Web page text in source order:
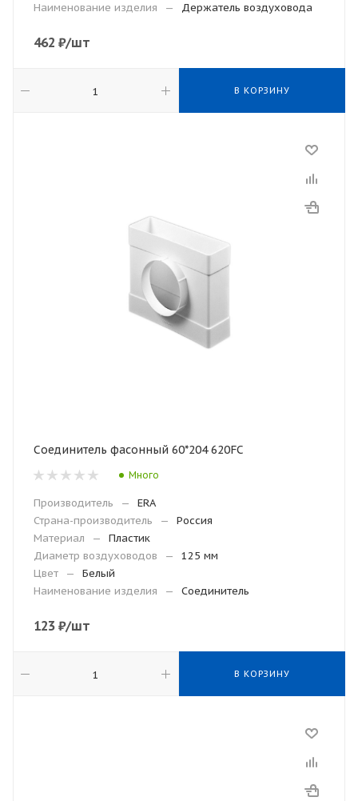
Наименование изделия
— Держатель воздуховода
462 ₽/шт
В КОРЗИНУ
Соединитель фасонный 60*204 620FC
Много
Производитель —
ERA
Страна-производитель
—
Россия
Материал
—
Пластик
Диаметр воздуховодов
—
125 мм
Цвет
—
Белый
Наименование изделия
— Соединитель
123 ₽/шт
В КОРЗИНУ